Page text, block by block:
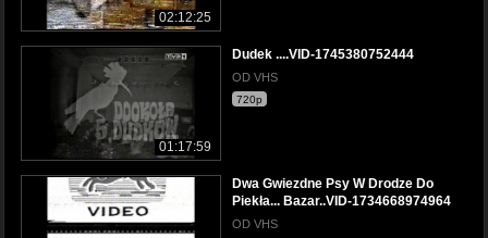
02:12:25
01:17:59
Dudek ....VID-1745380752444
OD VHS
720p
Dwa Gwiezdne Psy W Drodze Do
Piekła... Bazar..VID-1734668974964
OD VHS